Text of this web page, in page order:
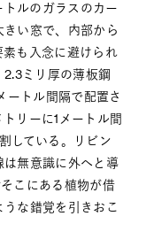
ルのガラスのカー
い窓で、内部から
も入念に避けられ
ミリ厚の薄板鋼
ートル間隔で配置さ
リーに1メートル間
している。リビン
は無意識に外へと導
こにある植物が借
な錯覚を引きおこ